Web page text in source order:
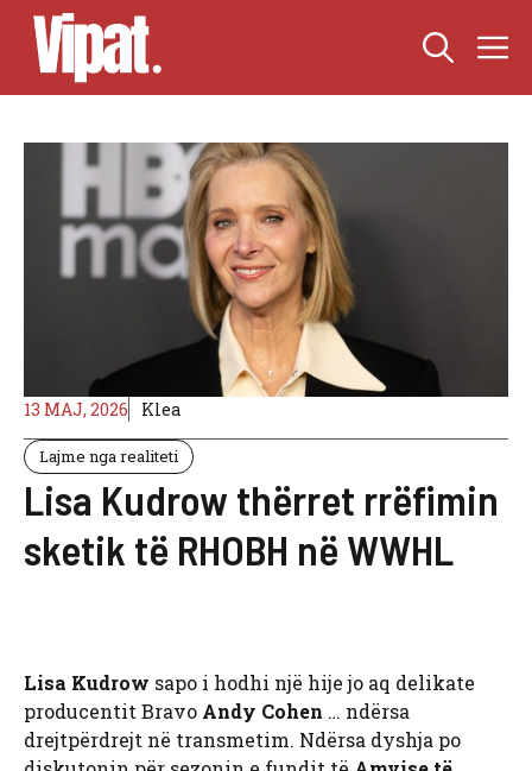
Skip
content
13 MAJ, 2026 Klea
Lajme nga realiteti
Lisa Kudrow thërret rrëfimin
sketik të RHOBH në WWHL
Lisa Kudrow sapo i hodhi një hije jo aq delikate
producentit Bravo Andy Cohen … ndërsa
drejtpërdrejt në transmetim. Ndërsa dyshja po